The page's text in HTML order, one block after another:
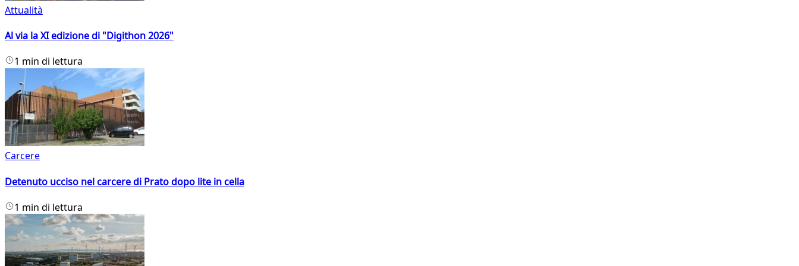
Attualità
Al via la XI edizione di "Digithon 2026"
1 min di lettura
Carcere
Detenuto ucciso nel carcere di Prato dopo lite in cella
1 min di lettura